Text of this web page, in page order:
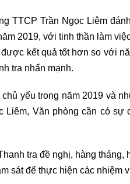
TTCP Trần Ngọc Liêm
2019, với tinh thần làm
kết quả tốt hơn so với
tra nhấn mạnh.
yếu trong năm 2019 và
Liêm, Văn phòng cần có
tra đề nghị, hàng tháng,
sát để thực hiện các nhiệm